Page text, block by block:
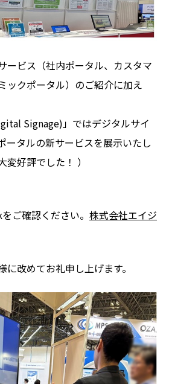
ービス（社内ポータル、カスタマ
ックポータル）のご紹介に加え
Signage)」ではデジタルサイ
タルの新サービスを展示いたし
変好評でした！ ）
ご確認ください。 株式会社エイジ
改めてお礼申し上げます。